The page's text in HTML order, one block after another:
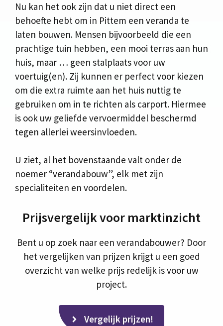
Nu kan het ook zijn dat u niet direct een
behoefte hebt om in Pittem een veranda te
laten bouwen. Mensen bijvoorbeeld die een
prachtige tuin hebben, een mooi terras aan hun
huis, maar … geen stalplaats voor uw
voertuig(en). Zij kunnen er perfect voor kiezen
om die extra ruimte aan het huis nuttig te
gebruiken om in te richten als carport. Hiermee
is ook uw geliefde vervoermiddel beschermd
tegen allerlei weersinvloeden.
U ziet, al het bovenstaande valt onder de
noemer “verandabouw”, elk met zijn
specialiteiten en voordelen.
Prijsvergelijk voor marktinzicht
Bent u op zoek naar een verandabouwer? Door
het vergelijken van prijzen krijgt u een goed
overzicht van welke prijs redelijk is voor uw
project.
Vergelijk prijzen!